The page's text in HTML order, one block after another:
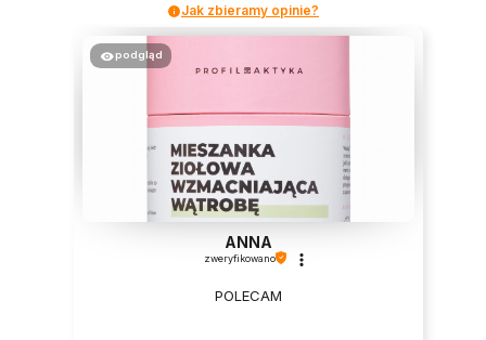
Jak zbieramy opinie?
podgląd
ANNA
zweryfikowano
POLECAM